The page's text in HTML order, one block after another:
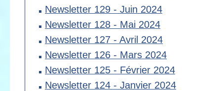
Newsletter 129 - Juin 2024
Newsletter 128 - Mai 2024
Newsletter 127 - Avril 2024
Newsletter 126 - Mars 2024
Newsletter 125 - Février 2024
Newsletter 124 - Janvier 2024